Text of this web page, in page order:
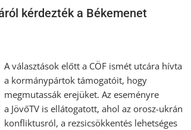
kérdezték a Békemenet
A választások előtt a CÖF ismét utcára hívta
a kormánypártok támogatóit, hogy
megmutassák erejüket. Az eseményre
a JövőTV is ellátogatott, ahol az orosz-ukrán
konfliktusról, a rezsicsökkentés lehetséges